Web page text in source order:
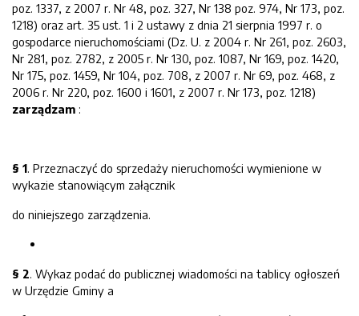
poz. 1337, z 2007 r. Nr 48, poz. 327, Nr 138 poz. 974, Nr 173, poz.
1218) oraz art. 35 ust. 1 i 2 ustawy z dnia 21 sierpnia 1997 r. o
gospodarce nieruchomościami (Dz. U. z 2004 r. Nr 261, poz. 2603,
Nr 281, poz. 2782, z 2005 r. Nr 130, poz. 1087, Nr 169, poz. 1420,
Nr 175, poz. 1459, Nr 104, poz. 708, z 2007 r. Nr 69, poz. 468, z
2006 r. Nr 220, poz. 1600 i 1601, z 2007 r. Nr 173, poz. 1218)
zarządzam :
§ 1. Przeznaczyć do sprzedaży nieruchomości wymienione w
wykazie stanowiącym załącznik
do niniejszego zarządzenia.
§ 2. Wykaz podać do publicznej wiadomości na tablicy ogłoszeń
w Urzędzie Gminy a